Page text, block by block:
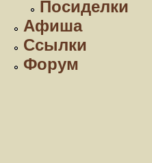
Посиделки
Афиша
Ссылки
Форум